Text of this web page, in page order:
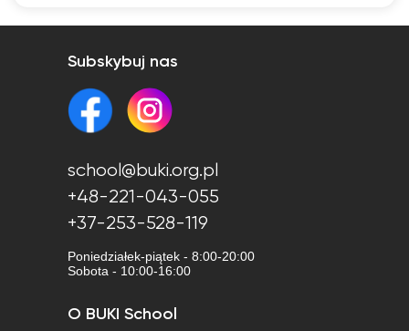
Subskybuj nas
school@buki.org.pl
+48-221-043-055
+37-253-528-119
Poniedziałek-piątek - 8:00-20:00
Sobota - 10:00-16:00
O BUKI School